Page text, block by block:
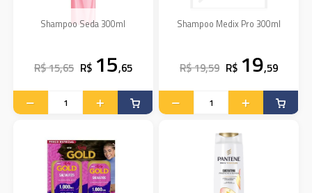
Shampoo Seda 300ml
R$ 15,65 R$ 15,65
Shampoo Medix Pro 300ml
R$ 19,59 R$ 19,59